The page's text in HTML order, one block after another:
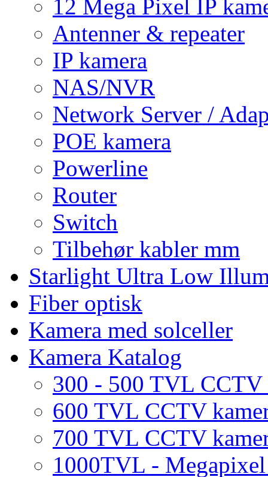
12 Mega Pixel IP
Antenner & repeater
IP kamera
NAS/NVR
Network Server /
POE kamera
Powerline
Router
Switch
Tilbehør kabler mm
Starlight Ultra Low
Fiber optisk
Kamera med solceller
Kamera Katalog
300 - 500 TVL CCTV
600 TVL CCTV
700 TVL CCTV
1000TVL -